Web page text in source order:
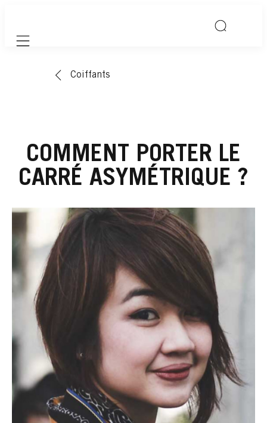
Mobile navigation
Coiffants
COMMENT PORTER LE
CARRÉ ASYMÉTRIQUE ?